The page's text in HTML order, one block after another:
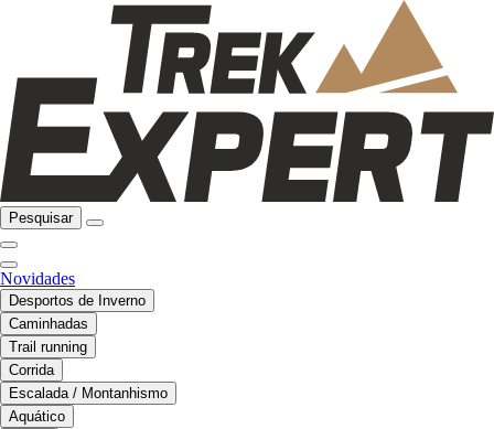
Pesquisar
Novidades
Desportos de Inverno
Caminhadas
Trail running
Corrida
Escalada / Montanhismo
Aquático